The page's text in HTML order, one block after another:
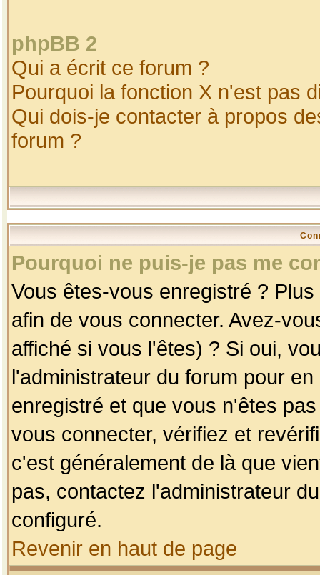
phpBB 2
Qui a écrit ce forum ?
Pourquoi la fonction X n'est pas
Qui dois-je contacter à propos
forum ?
Pourquoi ne puis-je pas me
Vous êtes-vous enregistré ?
afin de vous connecter. Avez-
affiché si vous l'êtes) ? Si oui,
l'administrateur du forum pour
enregistré et que vous n'êtes
vous connecter, vérifiez et
c'est généralement de là que
pas, contactez l'administrateur
configuré.
Revenir en haut de page